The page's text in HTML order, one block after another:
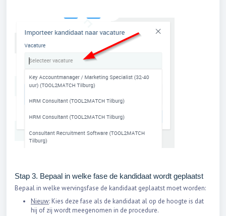
Stap 3. Bepaal in welke fase de kandidaat wordt geplaatst
Bepaal in welke wervingsfase de kandidaat geplaatst moet worden:
Nieuw: Kies deze fase als de kandidaat al op de hoogte is dat
hij of zij wordt meegenomen in de procedure.